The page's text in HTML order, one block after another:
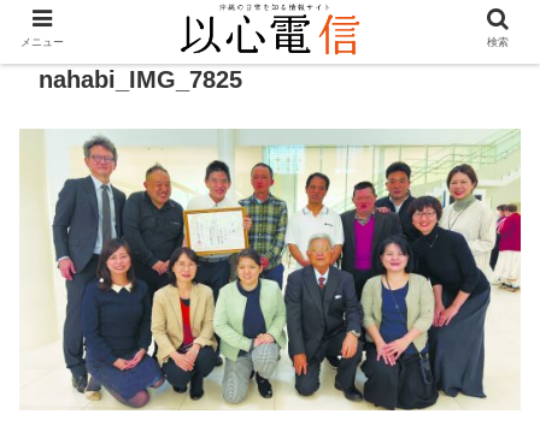
nahabi_IMG_7825
メニュー 検索